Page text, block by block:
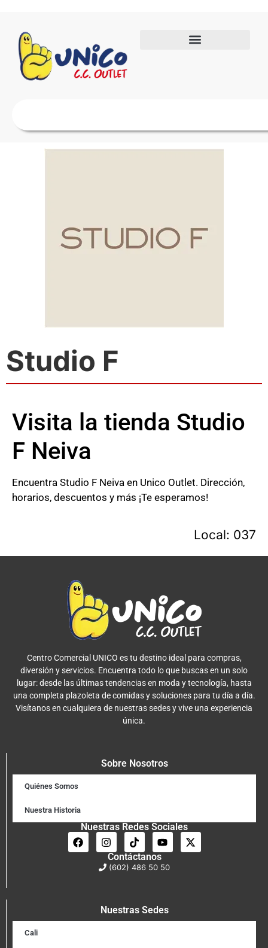
Studio F
Visita la tienda Studio
F Neiva
Encuentra Studio F Neiva en Unico Outlet. Dirección,
horarios, descuentos y más ¡Te esperamos!
Local: 037
Centro Comercial UNICO es tu destino ideal para compras,
diversión y servicios. Encuentra todo lo que buscas en un solo
lugar: desde las últimas tendencias en moda y tecnología, hasta
una completa plazoleta de comidas y soluciones para tu día a día.
Visítanos en cualquiera de nuestras sedes y vive una experiencia
única.
Sobre Nosotros
Quiénes Somos
Nuestra Historia
Nuestras Redes Sociales
Contáctanos
(602) 486 50 50
Nuestras Sedes
Cali